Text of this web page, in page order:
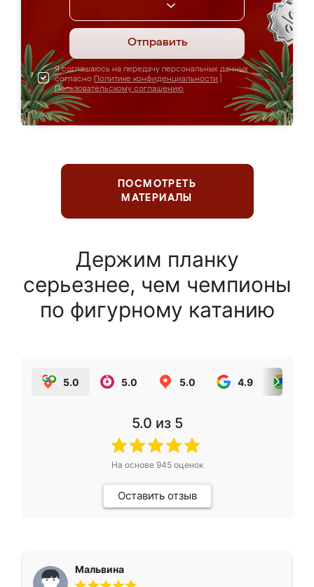
Отправить
Я соглашаюсь на передачу персональных данных
согласно Политике конфиденциальности
Пользовательскому соглашению
ПОСМОТРЕТЬ
МАТЕРИАЛЫ
Держим планку
серьезнее, чем чемпионы
по фигурному катанию
5.0 5.0 5.0 4.9
5.0 из 5
На основе 945оценок
Оставить отзыв
Мальвина